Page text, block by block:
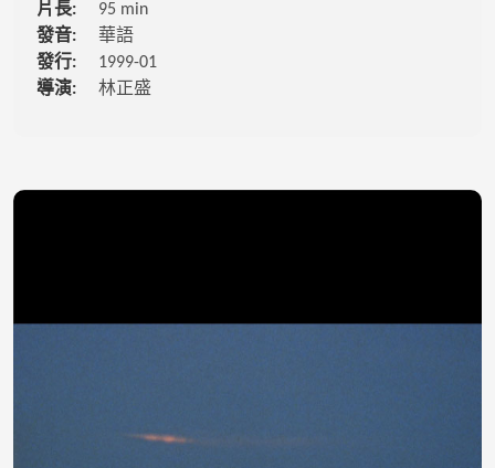
片長:
95 min
發音:
華語
發行:
1999-01
導演:
林正盛